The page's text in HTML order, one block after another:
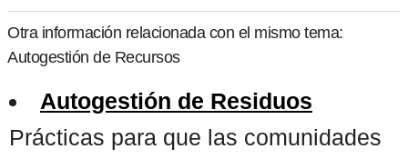
Otra información relacionada con el mismo tema:
Autogestión de Recursos
Autogestión de Residuos
Prácticas para que las comunidades